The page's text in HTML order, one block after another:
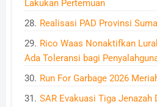
Lakukan Pertemuan
Realisasi PAD Provinsi
Rico Waas Nonaktifkan
Ada Toleransi bagi
Run For Garbage 2026
SAR Evakuasi Tiga Jenazah